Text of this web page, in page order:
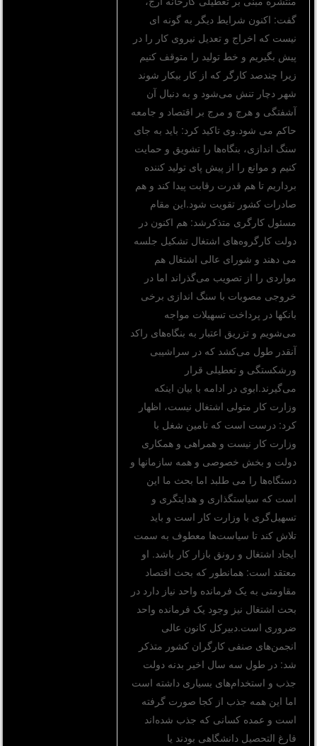
گفت: اکنون شرایط دیگر به گونه ای
نیست که اخراج و تعدیل نیروی کار را در
پیش بگیریم و خط تولید را متوقف کنیم
زیرا چندصد کارگر که از کار بیکار شوند
شهر دچار تنش می‌شود و به دنبال آن
آشفتگی و هرج و مرج بر اقتصاد و جامعه
حاکم می شود.وی تاکید کرد: باید به جای
سنگ اندازی، بنگاه‌ها را تشویق و حمایت
کنیم و موانع را از پیش پای تولید کننده
برداریم تا هم قدرت رقابت پیدا کند و هم
صادرات کشور تقویت شود.این مقام
مسئول کارگری متذکرشد: هم اکنون در
دولت کارگروه‌های اشتغال تشکیل جلسه
می دهند و شورای‌ عالی اشتغال هم
مواردی را از تصویب می‌گذراند اما در
خروجی مصوبات با سنگ اندازی برخی
بانکها در پرداخت تسهیلات مواجه
می‌شویم و تزریق اعتبار به بنگاه‌های راکد
آنقدر طول می‌کشد که در سراشیبی
ورشکستگی و تعطیلی قرار
می‌گیرند.ابوی در ادامه با بیان اینکه
وزارت کار متولی اشتغال نیست، اظهار
کرد: درست است که تامین شغل با
وزارت کار نیست و همراهی و همکاری
دولت و بخش خصوصی و همه سازمانها و
دستگاه‌ها را می طلبد اما بحث ما این
است که سیاستگذاری و هدایتگری و
تسهیل‌گری با وزارت کار است و باید
تلاش کند تا سیاست‌ها معطوف به سمت
ایجاد اشتغال و رونق بازار کار باشد. او
معتقد است: همانطور که بحث اقتصاد
مقاومتی به یک فرمانده واحد نیاز دارد در
بحث اشتغال نیز وجود یک فرمانده واحد
ضروری است.دبیرکل کانون عالی
انجمن‌های صنفی کارگران کشور متذکر
شد: در طول سه سال اخیر بدنه دولت
جذب و استخدام‌های بسیاری داشته است
اما این همه جذب از کجا صورت گرفته
است و عمده کسانی که جذب شده‌اند
فارغ التحصیل دانشگاهی بودند یا